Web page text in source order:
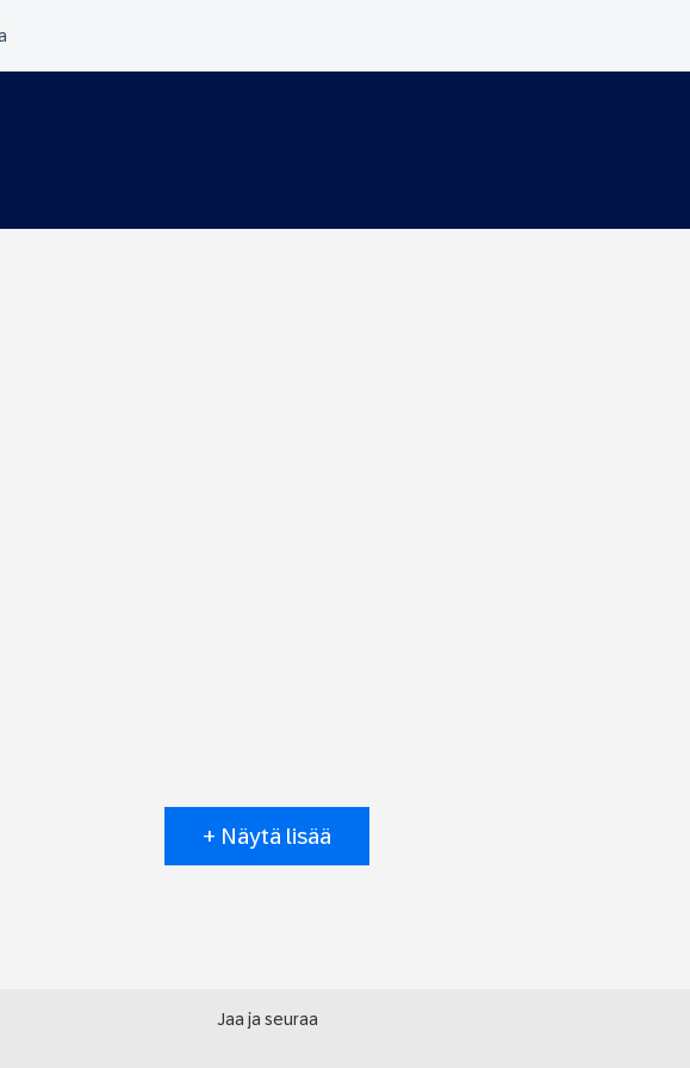
+ Näytä lisää
Jaa ja seuraa